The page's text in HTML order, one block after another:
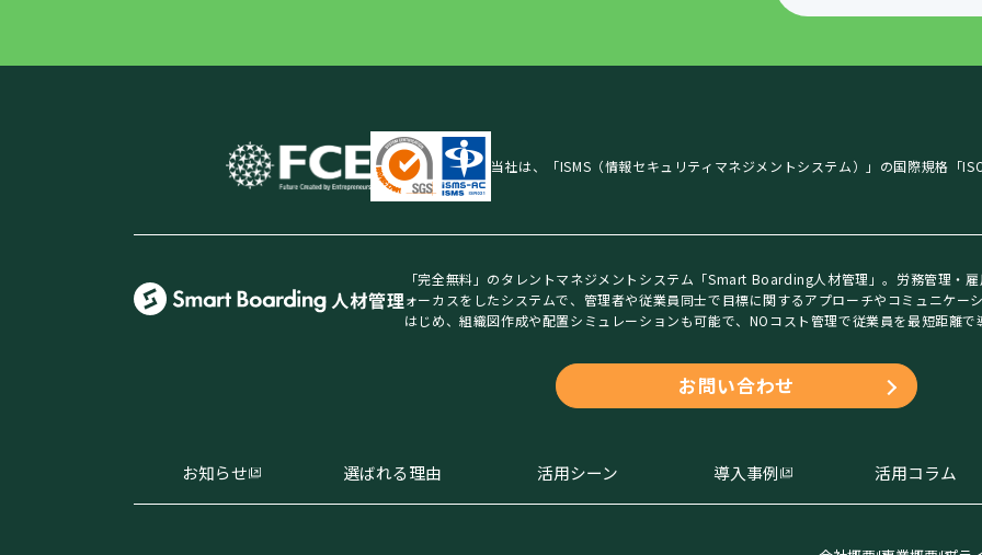
当社は、「ISMS（情報セキュリティマネジメントシステム）」の国際規格「
「完全無料」のタレントマネジメントシステム「Smart Boarding人材管理」。労務管理・
ォーカスをしたシステムで、管理者や従業員同士で目標に関するアプローチやコミュニケー
はじめ、組織図作成や配置シミュレーションも可能で、NOコスト管理で従業員を最短距離で
お問い合わせ
お知らせ 選ばれる理由 活用シーン 導入事例 活用コラム